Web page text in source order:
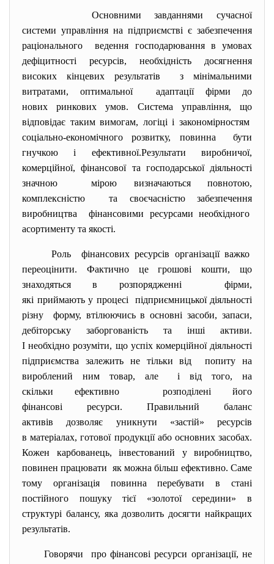
Основними завданнями сучасної
системи управління на підприємстві є забезпечення
раціонального ведення господарювання в умовах
дефіцитності ресурсів, необхідність досягнення
високих кінцевих результатів з мінімальними
витратами, оптимальної адаптації фірми до
нових ринкових умов. Система управління, що
відповідає таким вимогам, логіці і закономірностям
соціально-економічного розвитку, повинна бути
гнучкою і ефективної.Результати виробничої,
комерційної, фінансової та господарської діяльності
значною мірою визначаються повнотою,
комплексністю та своєчасністю забезпечення
виробництва фінансовими ресурсами необхідного
асортименту та якості.
Роль фінансових ресурсів організації важко
переоцінити. Фактично це грошові кошти, що
знаходяться в розпорядженні фірми,
які приймають у процесі підприємницької діяльності
різну форму, втілюючись в основні засоби, запаси,
дебіторську заборгованість та інші активи.
І необхідно розуміти, що успіх комерційної діяльності
підприємства залежить не тільки від попиту на
вироблений ним товар, але і від того, на
скільки ефективно розподілені його
фінансові ресурси. Правильний баланс
активів дозволяє уникнути «застій» ресурсів
в матеріалах, готової продукції або основних засобах.
Кожен карбованець, інвестований у виробництво,
повинен працювати як можна більш ефективно. Саме
тому організація повинна перебувати в стані
постійного пошуку тієї «золотої середини» в
структурі балансу, яка дозволить досягти найкращих
результатів.
Говорячи про фінансові ресурси організації, не